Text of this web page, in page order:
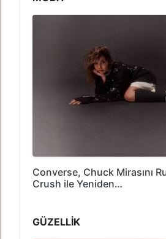
Converse, Chuck Mirasını
Crush ile Yeniden…
GÜZELLİK